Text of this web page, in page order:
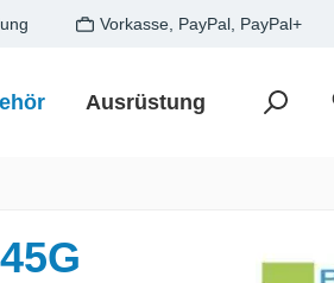
Vorkasse, PayPal, PayPal+
Ausrüstung Zielfisch